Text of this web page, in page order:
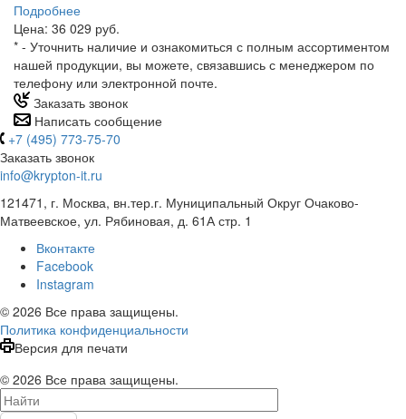
Подробнее
Цена: 36 029 руб.
* - Уточнить наличие и ознакомиться с полным ассортиментом
нашей продукции, вы можете, связавшись с менеджером по
телефону или электронной почте.
Заказать звонок
Написать сообщение
+7 (495) 773-75-70
Заказать звонок
info@krypton-it.ru
121471, г. Москва, вн.тер.г. Муниципальный Округ Очаково-
Матвеевское, ул. Рябиновая, д. 61А стр. 1
Вконтакте
Facebook
Instagram
© 2026 Все права защищены.
Политика конфиденциальности
Версия для печати
© 2026 Все права защищены.